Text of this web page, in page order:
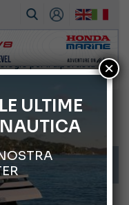
Geniuss
di Genova
2026
novità attese a settembre
per il diportista
ULTIME
×